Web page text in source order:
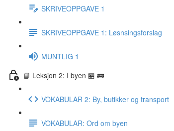
SKRIVEOPPGAVE 1
SKRIVEOPPGAVE 1: Løsnsingsforslag
MUNTLIG 1
📘 Leksjon 2: I byen 🏪 🚌
VOKABULAR 2: By, butikker og transport
VOKABULAR: Ord om byen